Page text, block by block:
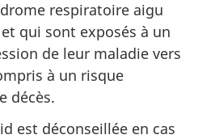
respiratoire aigu
et qui sont exposés à un
de leur maladie vers
à un risque
décès.
est déconseillée en cas